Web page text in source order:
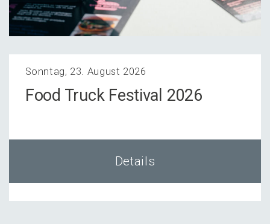
Sonntag, 23. August 2026
Food Truck Festi­val 2026
Details